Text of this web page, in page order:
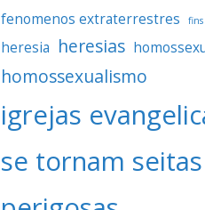
fenomenos extraterrestres
heresia heresias
homossexualismo
igrejas
se tornam seitas